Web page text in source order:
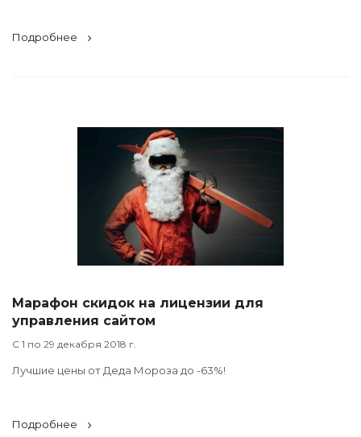
Подробнее
Марафон скидок на лицензии для
управления сайтом
С 1 по 29 декабря 2018 г.
Лучшие цены от Деда Мороза до -63%!
Подробнее